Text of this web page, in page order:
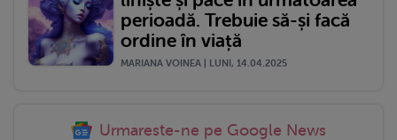
perioadă. Trebuie să-și facă
ordine în viață
MARIANA VOINEA | LUNI, 14.04.2025
Urmareste-ne pe Google News